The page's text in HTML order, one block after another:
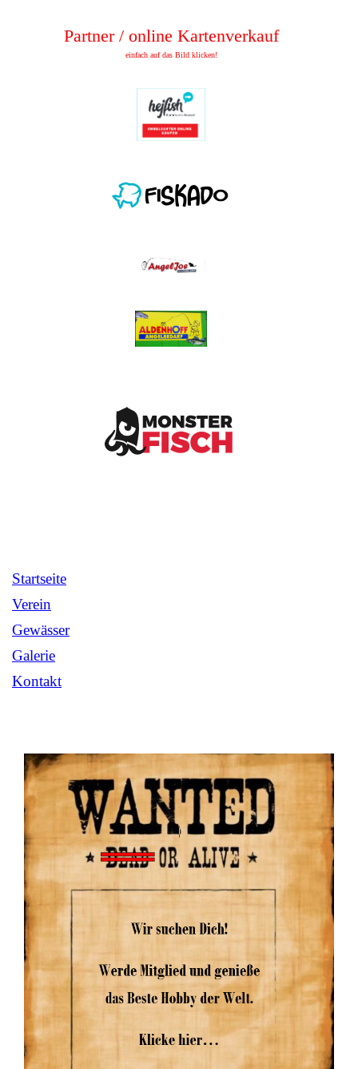
Partner / online Kartenverkauf
einfach auf das Bild klicken!
Startseite
Verein
Gewässer
Galerie
Kontakt